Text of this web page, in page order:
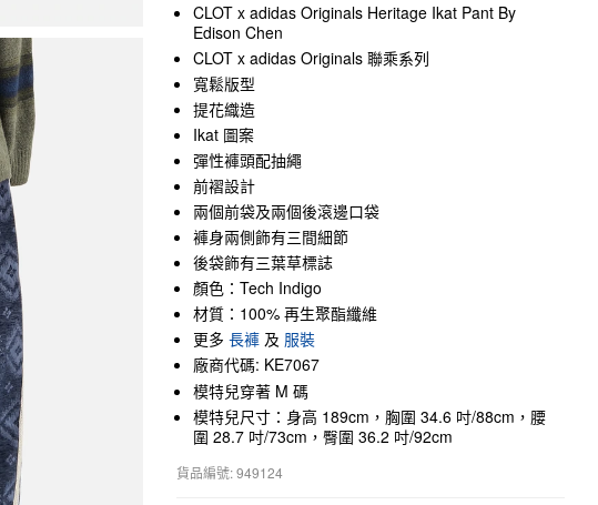
CLOT x adidas Originals Heritage Ikat Pant By
Edison Chen
CLOT x adidas Originals 聯乘系列
寬鬆版型
提花織造
Ikat 圖案
彈性褲頭配抽繩
前褶設計
兩個前袋及兩個後滾邊口袋
褲身兩側飾有三間細節
後袋飾有三葉草標誌
顏色：Tech Indigo
材質：100% 再生聚酯纖維
更多 長褲 及 服裝
廠商代碼: KE7067
模特兒穿著 M 碼
模特兒尺寸：身高 189cm，胸圍 34.6 吋/88cm，腰
圍 28.7 吋/73cm，臀圍 36.2 吋/92cm
貨品編號: 949124